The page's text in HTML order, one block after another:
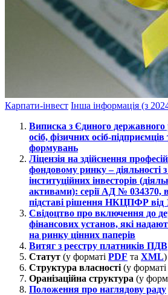
Карпати-інвест Інша інформація (з
Виписка з Єдиного
осіб, фізичних осіб-
формувань
Ліцензія на здійснення
фондовому ринку – діяльності
інституційних інвесторів
активами): серії АД № 034370,
підставі рішення НКЦПФР від
Свідоцтво про включення до
фінансових установ, які
на ринку цінних паперів
Витяг з реєстру платників ПДВ
Статут (у форматі PDF та XML)
Структура власності (у форматі
Оранізаційна структура (у
Положення про наглядову раду